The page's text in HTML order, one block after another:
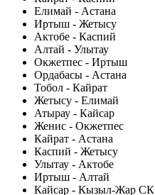
Елимай - Астана
Иртыш - Жетысу
Актобе - Каспий
Алтай - Улытау
Окжетпес - Иртыш
Ордабасы - Астана
Тобол - Кайрат
Жетысу - Елимай
Атырау - Кайсар
Женис - Окжетпес
Кайрат - Астана
Каспий - Жетысу
Улытау - Актобе
Иртыш - Алтай
Кайсар - Кызыл-Жар СК